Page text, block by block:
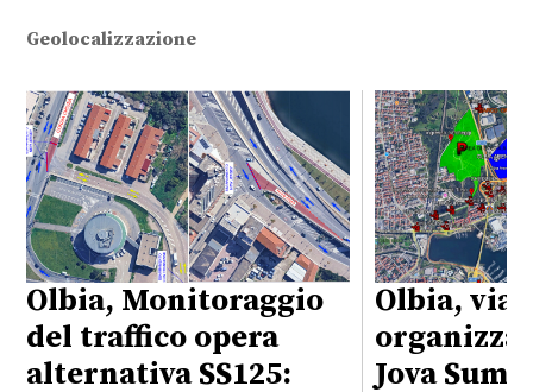
Geolocalizzazione
Olbia, Monitoraggio
del traffico opera
alternativa SS125:
Olbia,
Jova